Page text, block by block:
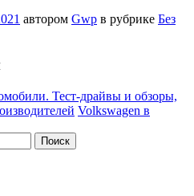
автором Gwp в рубрике Без
Тест-драйвы и обзоры,
Volkswagen в